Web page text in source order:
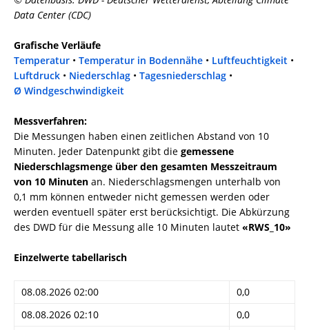
Data Center (CDC)
Grafische Verläufe
Temperatur • Temperatur in Bodennähe • Luftfeuchtigkeit •
Luftdruck • Niederschlag • Tagesniederschlag •
Ø Windgeschwindigkeit
Messverfahren:
Die Messungen haben einen zeitlichen Abstand von 10
Minuten. Jeder Datenpunkt gibt die gemessene
Niederschlagsmenge über den gesamten Messzeitraum
von 10 Minuten an. Niederschlagsmengen unterhalb von
0,1 mm können entweder nicht gemessen werden oder
werden eventuell später erst berücksichtigt. Die Abkürzung
des DWD für die Messung alle 10 Minuten lautet «RWS_10»
Einzelwerte tabellarisch
08.08.2026 02:00
0,0
08.08.2026 02:10
0,0